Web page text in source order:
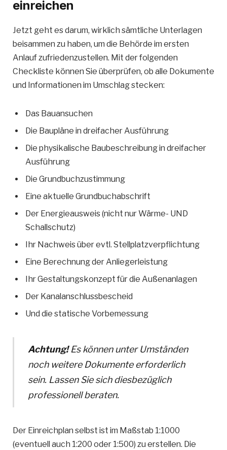
einreichen
Jetzt geht es darum, wirklich sämtliche Unterlagen
beisammen zu haben, um die Behörde im ersten
Anlauf zufriedenzustellen. Mit der folgenden
Checkliste können Sie überprüfen, ob alle Dokumente
und Informationen im Umschlag stecken:
Das Bauansuchen
Die Baupläne in dreifacher Ausführung
Die physikalische Baubeschreibung in dreifacher
Ausführung
Die Grundbuchzustimmung
Eine aktuelle Grundbuchabschrift
Der Energieausweis (nicht nur Wärme- UND
Schallschutz)
Ihr Nachweis über evtl. Stellplatzverpflichtung
Eine Berechnung der Anliegerleistung
Ihr Gestaltungskonzept für die Außenanlagen
Der Kanalanschlussbescheid
Und die statische Vorbemessung
Achtung!Es können unter Umständen
noch weitere Dokumente erforderlich
sein. Lassen Sie sich diesbezüglich
professionell beraten.
Der Einreichplan selbst ist im Maßstab 1:1000
(eventuell auch 1:200 oder 1:500) zu erstellen. Die